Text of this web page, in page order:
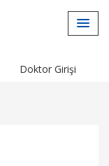
Doktor Girişi